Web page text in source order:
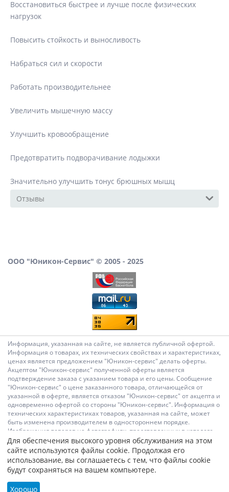
Восстановиться быстрее и лучше после физических
нагрузок
Повысить стойкость и выносливость
Набраться сил и скорости
Работать производительнее
Увеличить мышечную массу
Улучшить кровообращение
Предотвратить подворачивание лодыжки
Значительно улучшить тонус брюшных мышц
Отзывы
ООО "Юникон-Сервис" © 2005 - 2025
Информация, указанная на сайте, не является публичной офертой.
Информация о товарах, их технических свойствах и характеристиках,
ценах является предложением "Юникон-сервис" делать оферты.
Акцептом "Юникон-сервис" полученной оферты является
подтверждение заказа с указанием товара и его цены. Сообщение
"Юникон-сервис" о цене заказанного товара, отличающейся от
указанной в оферте, является отказом "Юникон-сервис" от акцепта и
одновременно офертой со стороны "Юникон-сервис". Информация о
технических характеристиках товаров, указанная на сайте, может
быть изменена производителем в одностороннем порядке.
Изображения товаров на фотографиях, представленных в каталоге
на сайте, могут отличаться от оригиналов. Информация о цене
товара, указанная в каталоге на сайте, может отличаться от
фактической к моменту оформления заказа на соответствующий
товар. Подтверждением цены заказанного товара является
сообщение "Юникон-сервис" о цене такого товара. Администрация
Сайта не несет ответственности за содержание сообщений и других
Для обеспечения высокого уровня обслуживания на этом
сайте используются файлы cookie. Продолжая его
использование, вы соглашаетесь с тем, что файлы cookie
будут сохраняться на вашем компьютере.
Хорошо